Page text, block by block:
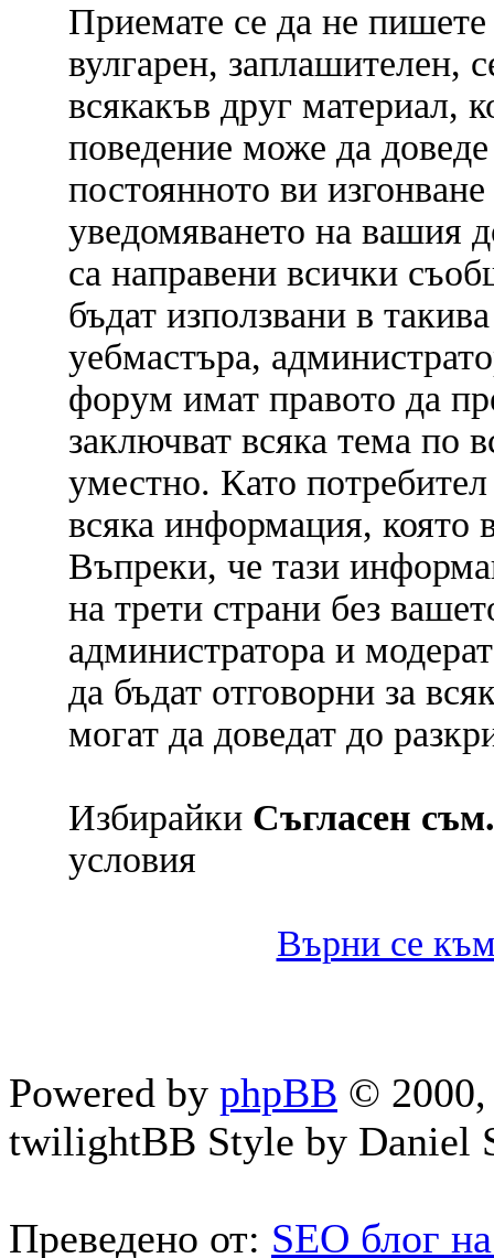
Приемате се да не
вулгарен, заплашителен,
всякакъв друг материал,
поведение може да
постоянното ви
уведомяването на вашия
са направени всички
бъдат използвани в
уебмастъра,
форум имат правото да
заключват всяка тема по
уместно. Като
всяка информация, която
Въпреки, че тази
на трети страни без
администратора и
да бъдат отговорни за
могат да доведат до
Избирайки Съгласен
условия
Върни се към
Powered by phpBB © 2000,
twilightBB Style by Daniel
Преведено от: SEO блог